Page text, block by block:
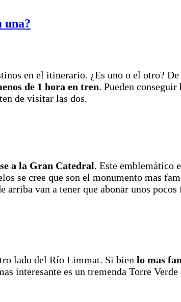
una?
en el itinerario. ¿Es uno o el otro?
de 1 hora en tren. Pueden
de visitar las dos.
a la Gran Catedral. Este emblemático
se cree que son el monumento mas
arriba van a tener que abonar unos pocos
lado del Río Limmat. Si bien lo mas
interesante es un tremenda Torre